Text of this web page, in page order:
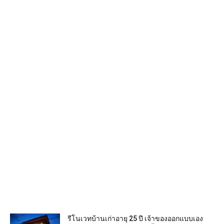
รีโนเวทบ้านเก่าอายุ 25 ปี เจ้าของออกแบบเอง